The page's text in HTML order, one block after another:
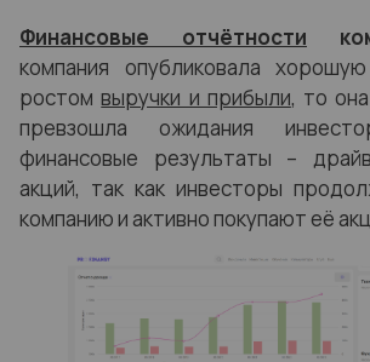
Финансовые отчётности
компания опубликовала
ростомвыручки и прибыли, то
превзошла ожидания
финансовые результаты –
акций, так как инвесторы
компанию и активно покупают её